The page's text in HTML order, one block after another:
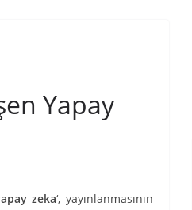
Yapay
zeka‘, yayınlanmasının